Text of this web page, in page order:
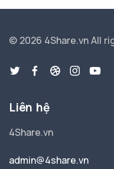
© 2026 4Share.vnAll
Liên hệ
4Share.vn
admin@4share.vn